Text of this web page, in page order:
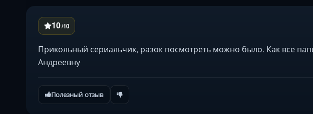
10/10
Прикольный сериальчик, разок посмотреть можно было. Как все
Андреевну
Полезный отзыв